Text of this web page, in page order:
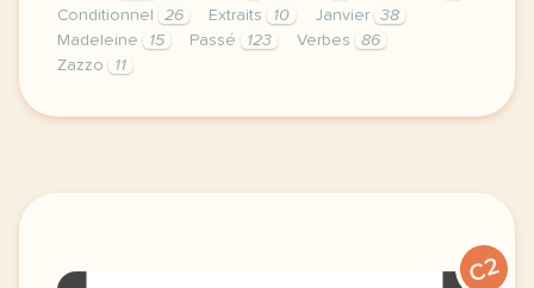
Conditionnel
26 Extraits 10 Janvier
38
Madeleine
15 Passé 123 Verbes
86
Zazzo
11
exercice b2 le conditionnel passe faire du
C2